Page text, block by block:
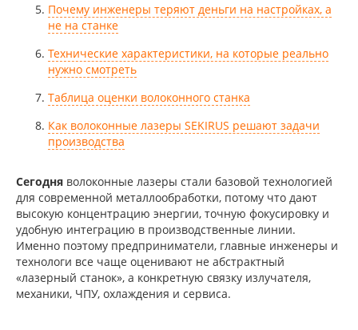
Почему инженеры теряют деньги на настройках, а
не на станке
Технические характеристики, на которые реально
нужно смотреть
Таблица оценки волоконного станка
Как волоконные лазеры SEKIRUS решают задачи
производства
Сегодня волоконные лазеры стали базовой технологией
для современной металлообработки, потому что дают
высокую концентрацию энергии, точную фокусировку и
удобную интеграцию в производственные линии.
Именно поэтому предприниматели, главные инженеры и
технологи все чаще оценивают не абстрактный
«лазерный станок», а конкретную связку излучателя,
механики, ЧПУ, охлаждения и сервиса.